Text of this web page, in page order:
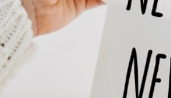
Huis & Tuin
Nieuws & Media